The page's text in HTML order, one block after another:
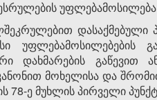
უფლებამოსილებების
დახმარების
მოხელისა და
78-ე მუხლის პირველი